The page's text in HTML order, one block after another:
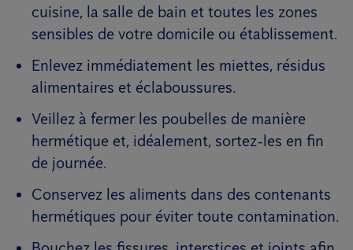
cuisine, la salle de bain et toutes les zones
sensibles de votre domicile ou établissement.
Enlevez immédiatement les miettes, résidus
alimentaires et éclaboussures.
Veillez à fermer les poubelles de manière
hermétique et, idéalement, sortez-les en fin
de journée.
Conservez les aliments dans des contenants
hermétiques pour éviter toute contamination.